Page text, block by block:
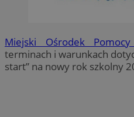
Miejski Ośrodek Pomocy
terminach i warunkach
start” na nowy rok szkolny